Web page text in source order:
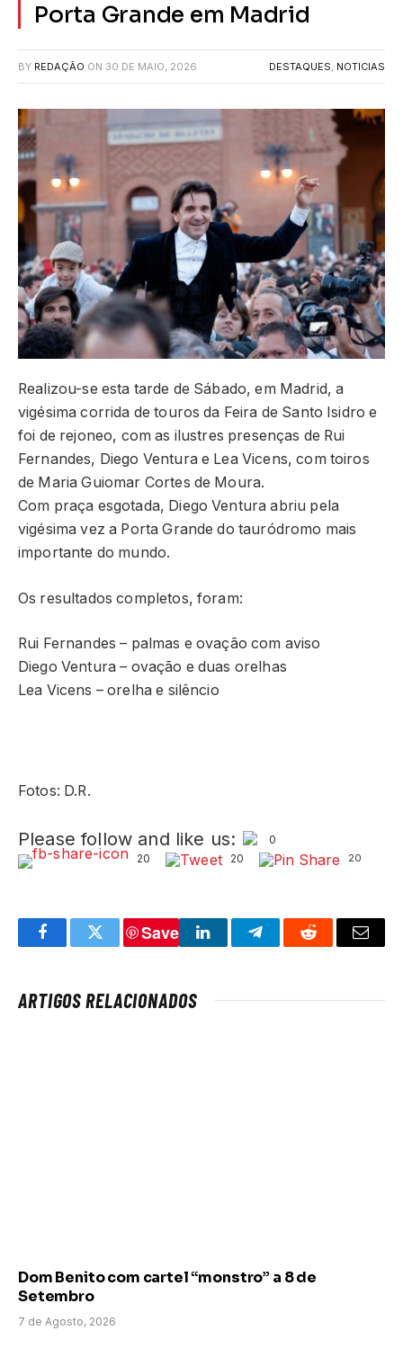
Porta Grande em Madrid
BY REDAÇÃO ON 30 DE MAIO, 2026 DESTAQUES, NOTICIAS
Realizou-se esta tarde de Sábado, em Madrid, a
vigésima corrida de touros da Feira de Santo Isidro e
foi de rejoneo, com as ilustres presenças de Rui
Fernandes, Diego Ventura e Lea Vicens, com toiros
de Maria Guiomar Cortes de Moura.
Com praça esgotada, Diego Ventura abriu pela
vigésima vez a Porta Grande do tauródromo mais
importante do mundo.
Os resultados completos, foram:
Rui Fernandes – palmas e ovação com aviso
Diego Ventura – ovação e duas orelhas
Lea Vicens – orelha e silêncio
Fotos: D.R.
Please follow and like us:
0
20
20 20
FacebookTwitter
Save
LinkedInTelegramReddit Email
ARTIGOS RELACIONADOS
Dom Benito com cartel “monstro” a 8 de
Setembro
7 de Agosto, 2026